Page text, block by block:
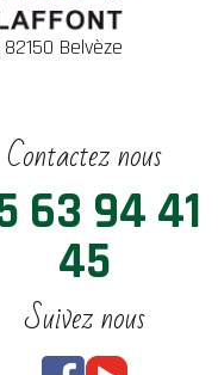
Belvèze
Contactez nous
63 94 41
45
Suivez nous